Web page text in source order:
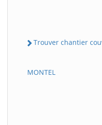
Trouver chantier
MONTEL